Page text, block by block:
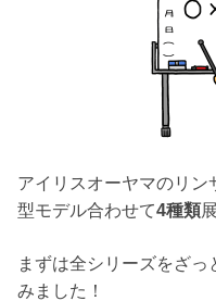
アイリスオーヤマのリン
型モデル合わせて4種類
まずは全シリーズをざ
みました！